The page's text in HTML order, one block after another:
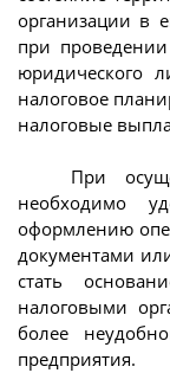
организации в
при
юридического
налоговое
налоговые
При
необходимо
оформлению
документами
стать
налоговыми
более
предприятия.